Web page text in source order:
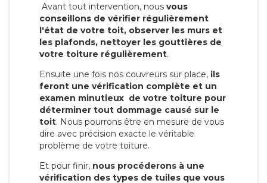
Avant tout intervention, nous vous
conseillons de vérifier régulièrement
l'état de votre toit, observer les murs et
les plafonds, nettoyer les gouttières de
votre toiture régulièrement.
Ensuite une fois nos couvreurs sur place, ils
feront une vérification complète et un
examen minutieux de votre toiture pour
déterminer tout dommage causé sur le
toit. Nous pourrons être en mesure de vous
dire avec précision exacte le véritable
problème de votre toiture.
Et pour finir, nous procéderons à une
vérification des types de tuiles que vous